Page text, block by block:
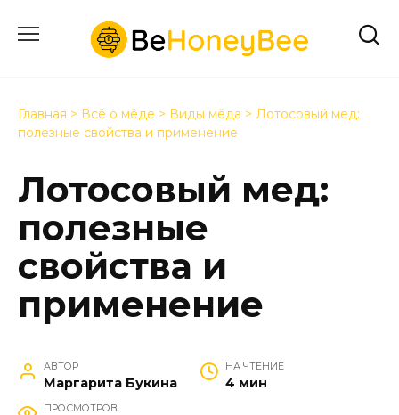
содержанию
Главная > Всё о мёде > Виды мёда > Лотосовый мед:
полезные свойства и применение
Лотосовый мед:
полезные
свойства и
применение
АВТОР
Маргарита Букина
НА ЧТЕНИЕ
4 мин
ПРОСМОТРОВ